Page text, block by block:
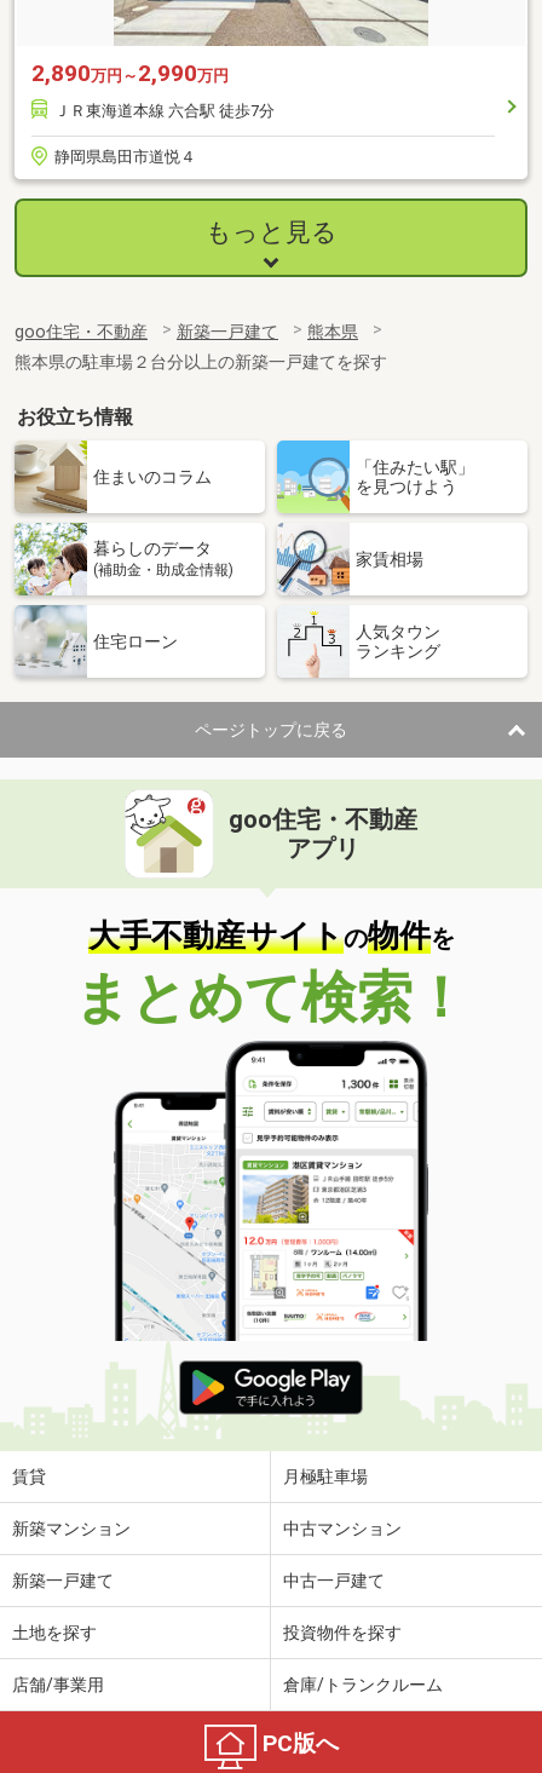
2,890万円～ 2,990万円
ＪＲ東海道本線 六合駅 徒歩7分
静岡県島田市道悦４
もっと見る
goo住宅・不動産 新築一戸建て
熊本県
熊本県の駐車場２台分以上の新築一戸建てを探す
お役立ち情報
住まいのコラム
「住みたい駅」
を見つけよう
暮らしのデータ
(補助金・助成金情報)
家賃相場
住宅ローン
人気タウン
ランキング
ページトップに戻る
goo住宅・不動産
アプリ
大手不動産サイトの物件を
まとめて検索！
賃貸 月極駐車場
新築マンション 中古マンション
新築一戸建て 中古一戸建て
土地を探す 投資物件を探す
店舗/事業用 倉庫/トランクルーム
PC版へ